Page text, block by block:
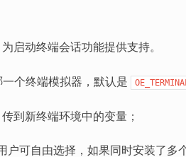
启动终端会话功能提供支持。
个终端模拟器，默认是
传到新终端环境中的变量；
户可自由选择，如果同时安装了多